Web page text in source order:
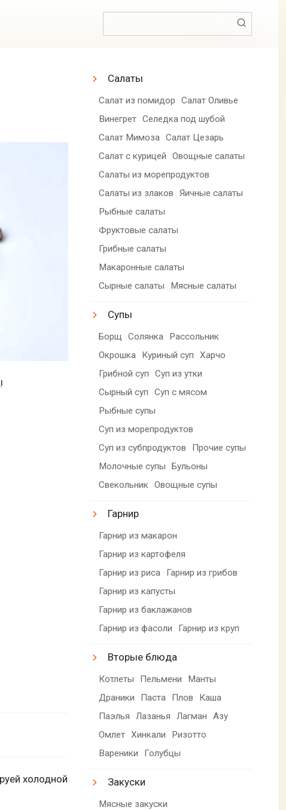
холодной
Салаты
Салат из помидор
Салат Оливье
Винегрет Селедка под шубой
Салат Мимоза Салат Цезарь
Салат с курицей
Овощные салаты
Салаты из морепродуктов
Салаты из злаков
Яичные салаты
Рыбные салаты
Фруктовые салаты
Грибные салаты
Макаронные салаты
Сырные салаты
Мясные салаты
Супы
Борщ Солянка
Рассольник
Окрошка
Куриный суп
Харчо
Грибной суп
Суп из утки
Сырный суп
Суп с мясом
Рыбные супы
Суп из морепродуктов
Суп из субпродуктов
Прочие супы
Молочные супы
Бульоны
Свекольник Овощные супы
Гарнир
Гарнир из макарон
Гарнир из картофеля
Гарнир из риса
Гарнир из грибов
Гарнир из капусты
Гарнир из баклажанов
Гарнир из фасоли
Гарнир из круп
Вторые блюда
Котлеты Пельмени
Манты
Драники
Паста Плов
Каша
Паэлья
Лазанья Лагман
Азу
Омлет Хинкали
Ризотто
Вареники
Голубцы
Закуски
Мясные закуски